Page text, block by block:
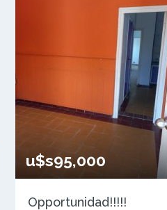
u$s95,000
Opportunidad!!!!!